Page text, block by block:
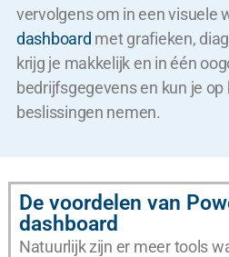
vervolgens om in een visuele
dashboard met grafieken,
krijg je makkelijk en in één
bedrijfsgegevens en kun je op
beslissingen nemen.
De voordelen van
dashboard
Natuurlijk zijn er meer tools